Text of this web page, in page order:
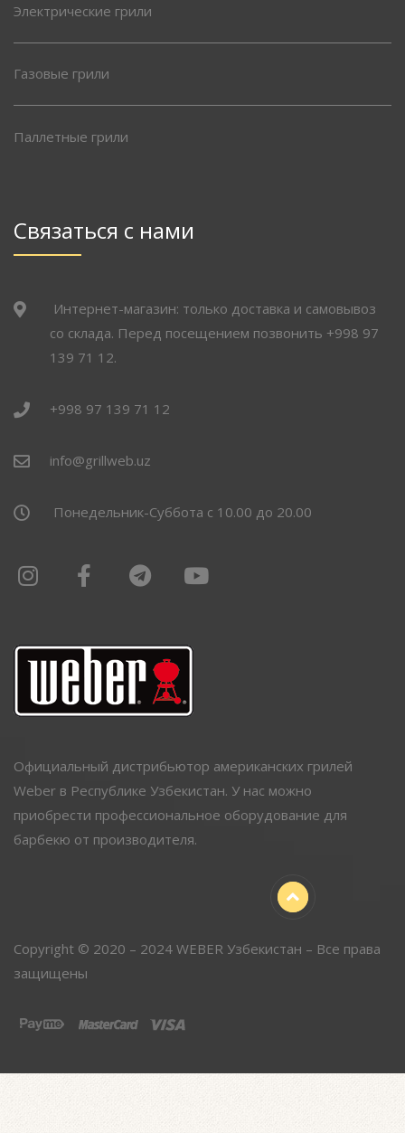
Электрические грили
Газовые грили
Паллетные грили
Связаться с нами
Интернет-магазин: только доставка и самовывоз
со склада. Перед посещением позвонить +998 97
139 71 12.
+998 97 139 71 12
info@grillweb.uz
Понедельник-Суббота с 10.00 до 20.00
Официальный дистрибьютор американских грилей
Weber в Республике Узбекистан. У нас можно
приобрести профессиональное оборудование для
барбекю от производителя.
Copyright © 2020 – 2024 WEBER Узбекистан – Все права
защищены